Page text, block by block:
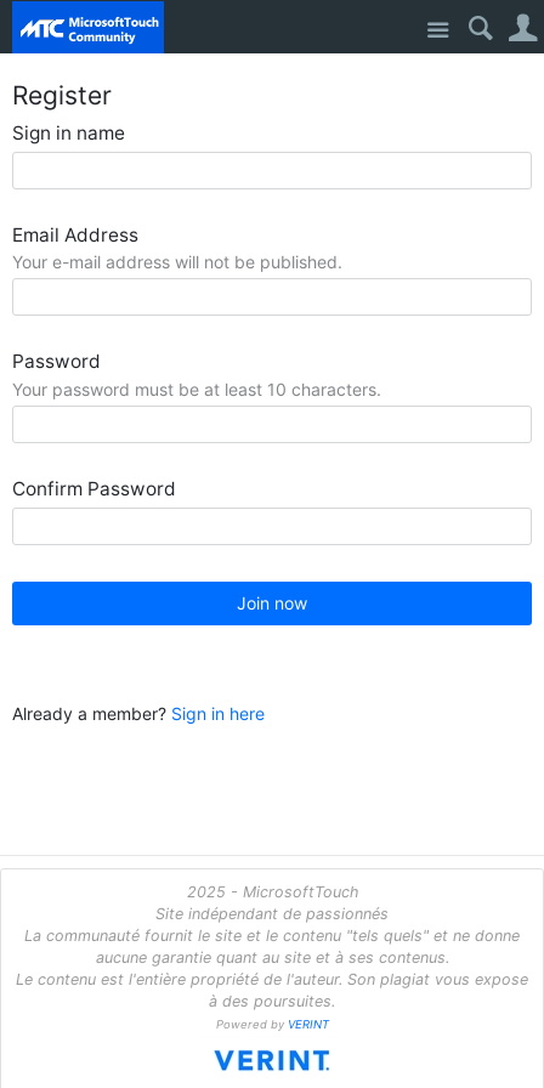
Site
Register
Sign in name
Email Address
Your e-mail address will not be published.
Password
Your password must be at least 10 characters.
Confirm Password
Join now
Already a member? Sign in here
2025 - MicrosoftTouch
Site indépendant de passionnés
La communauté fournit le site et le contenu "tels quels" et ne donne
aucune garantie quant au site et à ses contenus.
Le contenu est l'entière propriété de l'auteur. Son plagiat vous expose
à des poursuites.
Powered by VERINT